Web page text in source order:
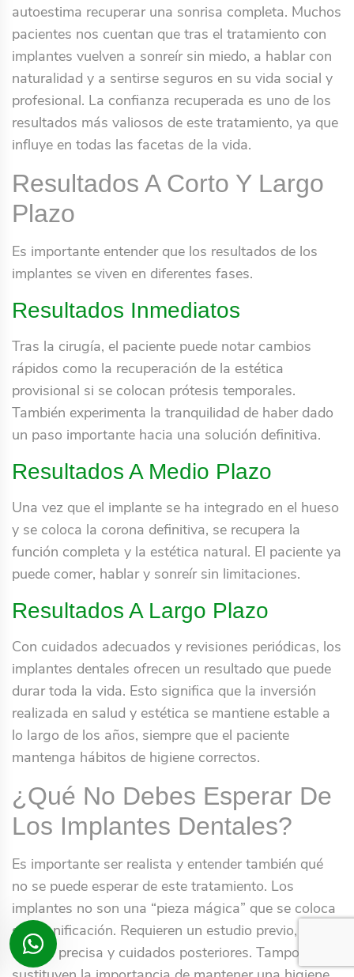
autoestima recuperar una sonrisa completa. Muchos
pacientes nos cuentan que tras el tratamiento con
implantes vuelven a sonreír sin miedo, a hablar con
naturalidad y a sentirse seguros en su vida social y
profesional. La confianza recuperada es uno de los
resultados más valiosos de este tratamiento, ya que
influye en todas las facetas de la vida.
Resultados A Corto Y Largo
Plazo
Es importante entender que los resultados de los
implantes se viven en diferentes fases.
Resultados Inmediatos
Tras la cirugía, el paciente puede notar cambios
rápidos como la recuperación de la estética
provisional si se colocan prótesis temporales.
También experimenta la tranquilidad de haber dado
un paso importante hacia una solución definitiva.
Resultados A Medio Plazo
Una vez que el implante se ha integrado en el hueso
y se coloca la corona definitiva, se recupera la
función completa y la estética natural. El paciente ya
puede comer, hablar y sonreír sin limitaciones.
Resultados A Largo Plazo
Con cuidados adecuados y revisiones periódicas, los
implantes dentales ofrecen un resultado que puede
durar toda la vida. Esto significa que la inversión
realizada en salud y estética se mantiene estable a
lo largo de los años, siempre que el paciente
mantenga hábitos de higiene correctos.
¿Qué No Debes Esperar De
Los Implantes Dentales?
Es importante ser realista y entender también qué
no se puede esperar de este tratamiento. Los
implantes no son una “pieza mágica” que se coloca
sin planificación. Requieren un estudio previo, una
cirugía precisa y cuidados posteriores. Tampoco